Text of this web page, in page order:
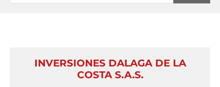
INVERSIONES DALAGA DE LA
COSTA S.A.S.